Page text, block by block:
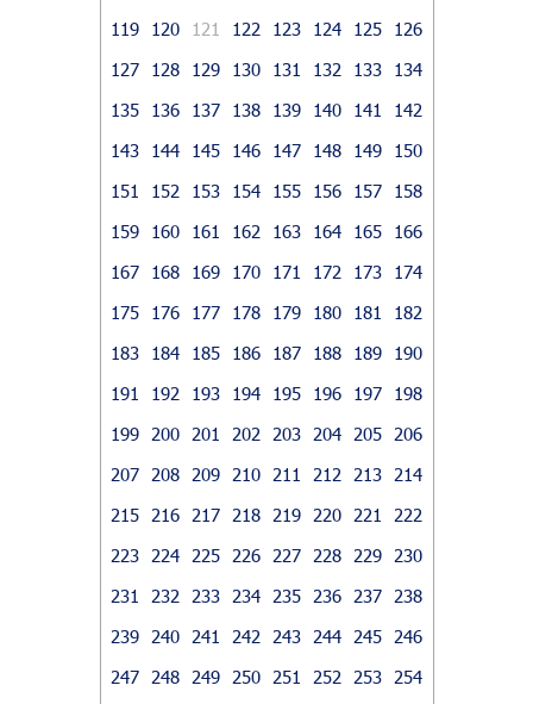
119
120 121 122 123 124 125
126
127
128 129 130 131 132 133
134
135
136 137 138 139 140 141
142
143
144 145 146 147 148 149
150
151
152 153 154 155 156 157
158
159
160 161 162 163 164 165
166
167
168 169 170 171 172 173
174
175
176 177 178 179 180 181
182
183
184 185 186 187 188 189
190
191
192 193 194 195 196 197
198
199
200 201 202 203 204 205
206
207
208 209 210 211 212 213
214
215
216 217 218 219 220 221
222
223
224 225 226 227 228 229
230
231
232 233 234 235 236 237
238
239
240 241 242 243 244 245
246
247
248 249 250 251 252 253
254